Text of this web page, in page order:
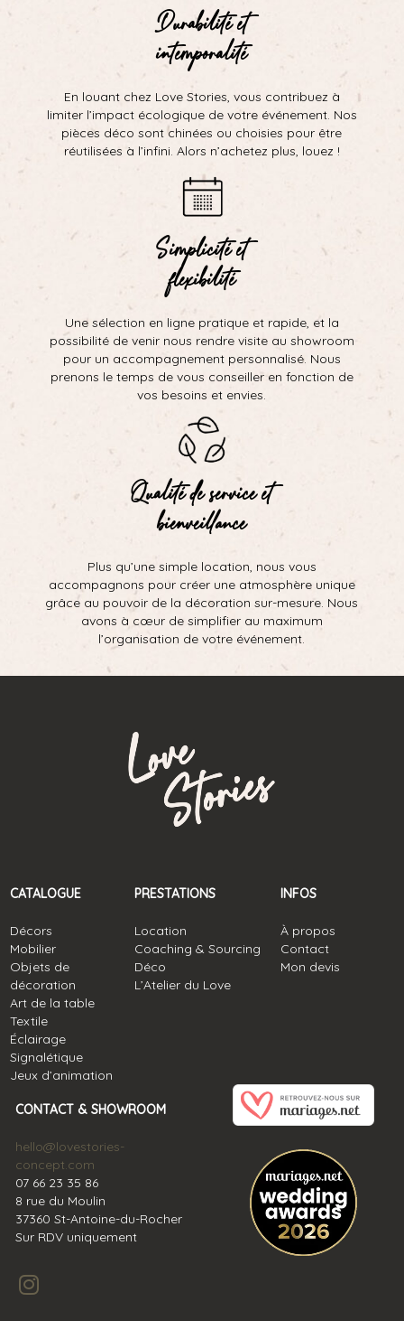
Durabilité et
intemporalité
En louant chez Love Stories, vous contribuez à
limiter l’impact écologique de votre événement. Nos
pièces déco sont chinées ou choisies pour être
réutilisées à l’infini. Alors n’achetez plus, louez !
Simplicité et
flexibilité
Une sélection en ligne pratique et rapide, et la
possibilité de venir nous rendre visite au showroom
pour un accompagnement personnalisé. Nous
prenons le temps de vous conseiller en fonction de
vos besoins et envies.
Qualité de service et
bienveillance
Plus qu’une simple location, nous vous
accompagnons pour créer une atmosphère unique
grâce au pouvoir de la décoration sur-mesure. Nous
avons à cœur de simplifier au maximum
l’organisation de votre événement.
CATALOGUE
Décors
Mobilier
Objets de
décoration
Art de la table
Textile
Éclairage
Signalétique
Jeux d’animation
PRESTATIONS
Location
Coaching & Sourcing
Déco
L’Atelier du Love
INFOS
À propos
Contact
Mon devis
CONTACT & SHOWROOM
hello@lovestories-
concept.com
07 66 23 35 86
8 rue du Moulin
37360 St-Antoine-du-Rocher
Sur RDV uniquement